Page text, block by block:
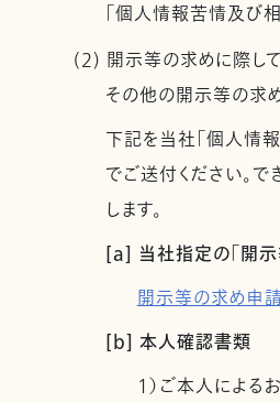
「個人情報苦情及び
(2) 開示等の求めに際し
その他の開示等の求
下記を当社「個人情
でご送付ください。
します。
[a] 当社指定の「開示
開示等の求め申
[b] 本人確認書類
1）ご本人による